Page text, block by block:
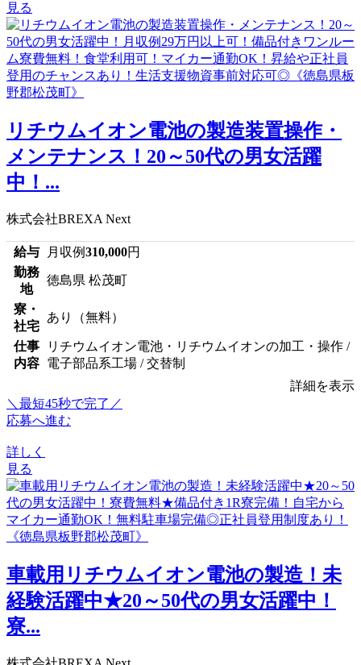
見る
リチウムイオン電池の製造装置操作・
メンテナンス！20～50代の男女活躍
中！...
株式会社BREXA Next
給与 月収例310,000円
勤務
地
徳島県 松茂町
寮・
社宅
あり（無料）
仕事
内容
リチウムイオン電池・リチウムイオンの加工・操作 /
電子部品系工場 / 交替制
詳細を表示
＼最短45秒で完了／
応募へ進む
詳しく
見る
車載用リチウムイオン電池の製造！未
経験活躍中★20～50代の男女活躍中！
寮...